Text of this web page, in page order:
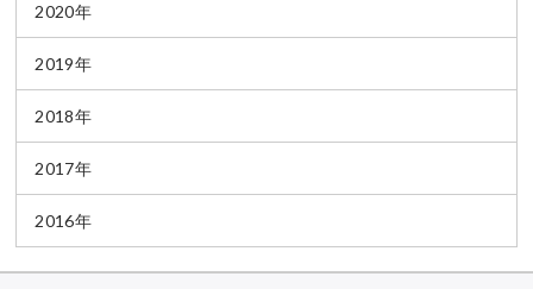
2020年
2019年
2018年
2017年
2016年